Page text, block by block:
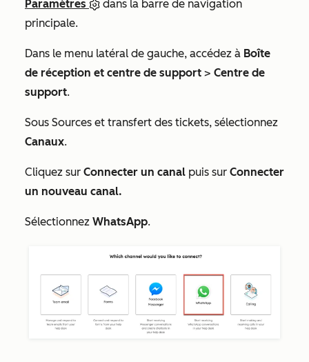
Paramètres
dans la barre de navigation
principale.
Dans le menu latéral de gauche, accédez à Boîte
de réception et centre de support > Centre de
support.
Sous Sources et transfert des tickets, sélectionnez
Canaux.
Cliquez sur Connecter un canal puis sur Connecter
un nouveau canal.
Sélectionnez WhatsApp.